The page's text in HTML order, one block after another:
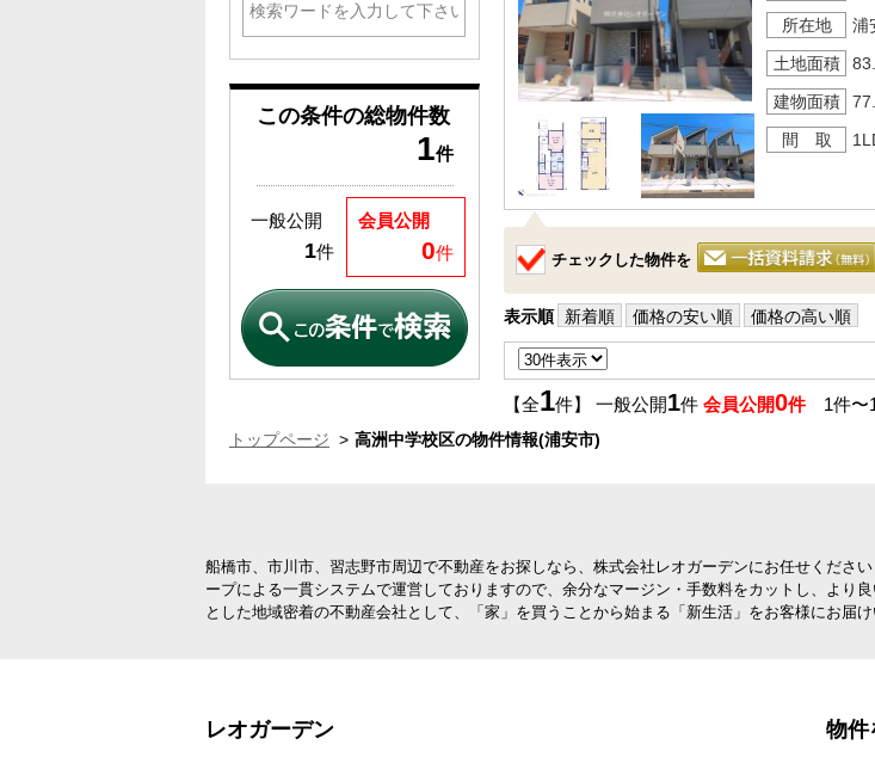
所在地
浦
土地面積
建物面積
間 取
チェックした物件を
表示順 新着順 価格の安い順 価格の高い順
【全1件】 一般公開1件 会員公開0件1件〜1
この条件の総物件数
1件
会員公開
0件
一般公開
1件
トップページ 高洲中学校区の物件情報(浦安市)
船橋市、市川市、習志野市周辺で不動産をお探しなら、株式会社レオガーデンにお任せくださ
ープによる一貫システムで運営しておりますので、余分なマージン・手数料をカットし、より
とした地域密着の不動産会社として、「家」を買うことから始まる「新生活」をお客様にお届け
レオガーデン 物件